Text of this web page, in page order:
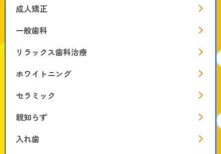
成人矯正
一般歯科
リラックス歯科治療
ホワイトニング
セラミック
親知らず
入れ歯